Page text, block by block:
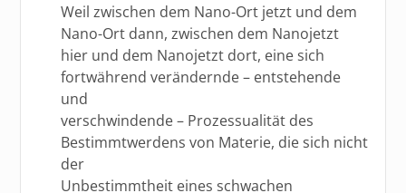
Weil zwischen dem Nano-Ort jetzt und dem
Nano-Ort dann, zwischen dem Nanojetzt
hier und dem Nanojetzt dort, eine sich
fortwährend verändernde – entstehende
und
verschwindende – Prozessualität des
Bestimmtwerdens von Materie, die sich nicht
der
Unbestimmtheit eines schwachen